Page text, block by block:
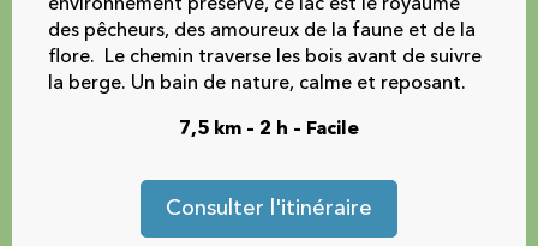
environnement préservé, ce lac est le royaume
des pêcheurs, des amoureux de la faune et de la
flore. Le chemin traverse les bois avant de suivre
la berge. Un bain de nature, calme et reposant.
7,5 km – 2 h – Facile
Consulter l'itinéraire